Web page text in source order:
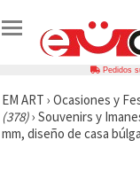
Pedidos
EM ART › Ocasiones y
(378)› Souvenirs y
mm, diseño de casa